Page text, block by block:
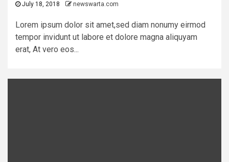
July 18, 2018 newswarta.com
Lorem ipsum dolor sit amet,sed diam nonumy eirmod
tempor invidunt ut labore et dolore magna aliquyam
erat, At vero eos...